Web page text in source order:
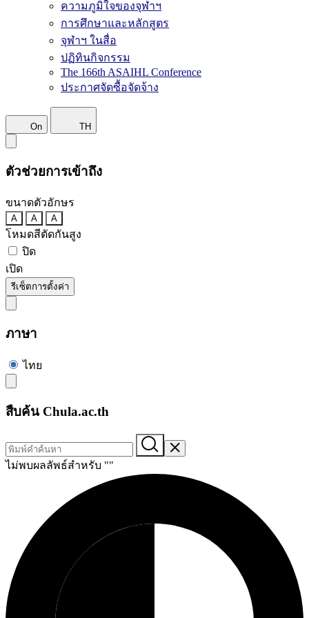
ความภูมิใจของจุฬาฯ
การศึกษาและหลักสูตร
จุฬาฯ ในสื่อ
ปฏิทินกิจกรรม
The 166th ASAIHL Conference
ประกาศจัดซื้อจัดจ้าง
On TH
ตัวช่วยการเข้าถึง
ขนาดตัวอักษร
A A A
โหมดสีตัดกันสูง
ปิด
เปิด
รีเซ็ตการตั้งค่า
ภาษา
ไทย
สืบค้น Chula.ac.th
ไม่พบผลลัพธ์สำหรับ ""